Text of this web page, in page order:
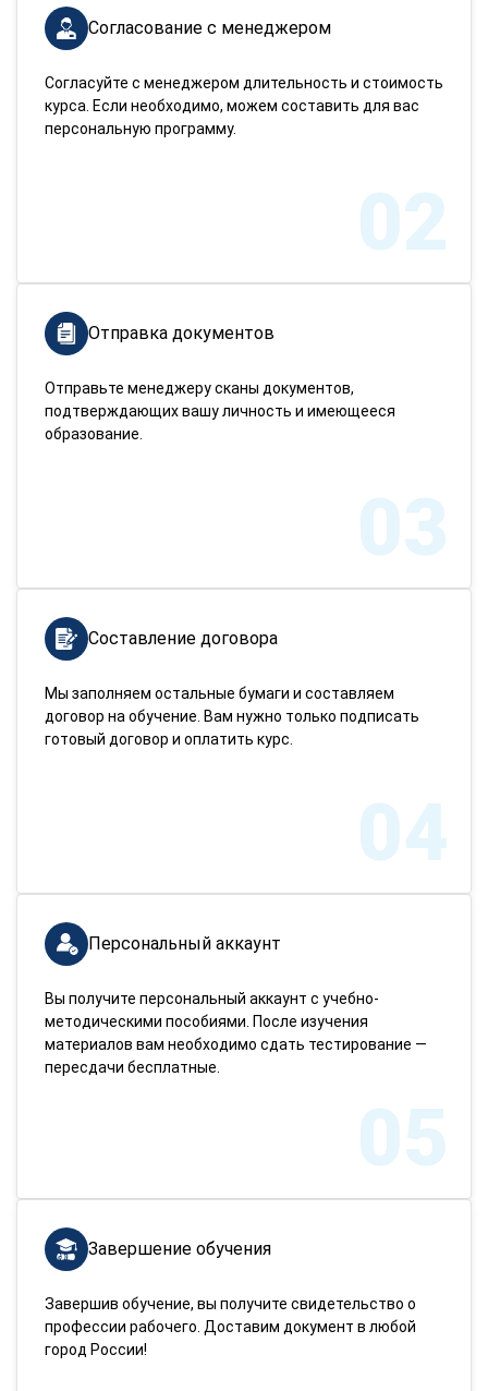
Согласование с менеджером
Согласуйте с менеджером длительность и стоимость
курса. Если необходимо, можем составить для вас
персональную программу.
02
Отправка документов
Отправьте менеджеру сканы документов,
подтверждающих вашу личность и имеющееся
образование.
03
Составление договора
Мы заполняем остальные бумаги и составляем
договор на обучение. Вам нужно только подписать
готовый договор и оплатить курс.
04
Персональный аккаунт
Вы получите персональный аккаунт с учебно-
методическими пособиями. После изучения
материалов вам необходимо сдать тестирование —
пересдачи бесплатные.
05
Завершение обучения
Завершив обучение, вы получите свидетельство о
профессии рабочего. Доставим документ в любой
город России!